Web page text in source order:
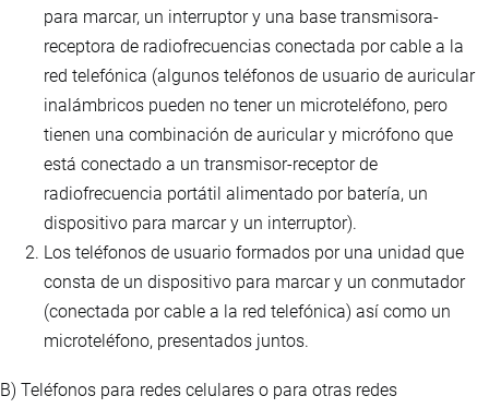
para marcar, un interruptor y una base transmisora-
receptora de radiofrecuencias conectada por cable a la
red telefónica (algunos teléfonos de usuario de auricular
inalámbricos pueden no tener un microteléfono, pero
tienen una combinación de auricular y micrófono que
está conectado a un transmisor-receptor de
radiofrecuencia portátil alimentado por batería, un
dispositivo para marcar y un interruptor).
Los teléfonos de usuario formados por una unidad que
consta de un dispositivo para marcar y un conmutador
(conectada por cable a la red telefónica) así como un
microteléfono, presentados juntos.
B) Teléfonos para redes celulares o para otras redes